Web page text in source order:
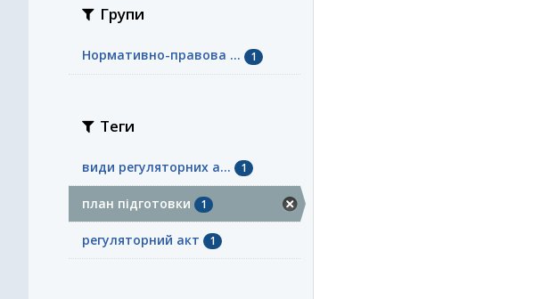
Групи
Нормативно-правова ... 1
Теги
види регуляторних а... 1
план підготовки 1
регуляторний акт 1